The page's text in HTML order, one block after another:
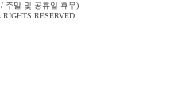
/ 주말 및 공휴일 휴무)
RIGHTS RESERVED